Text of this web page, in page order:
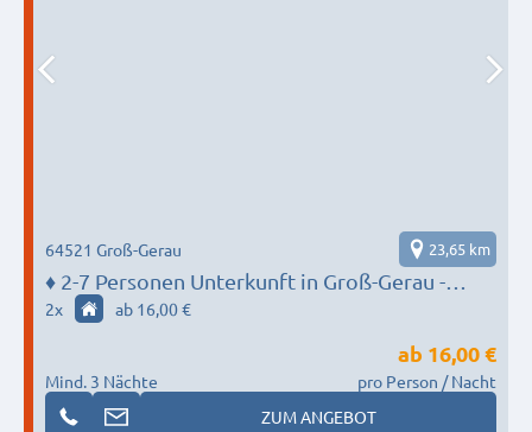
♦️ 2-7 Personen Unterkunft in Groß-Gerau -
MONTEUR BASE
64521 Groß-Gerau 23,65 km
2x ab 16,00 €
Mind. 3 Nächte
ab 16,00 €
pro Person / Nacht
ZUM ANGEBOT